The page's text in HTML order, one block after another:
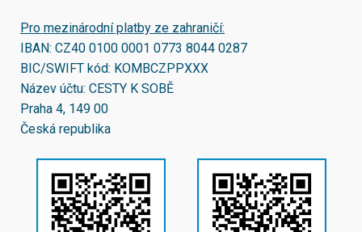
Pro mezinárodní platby ze zahraničí:
IBAN: CZ40 0100 0001 0773 8044 0287
BIC/SWIFT kód: KOMBCZPPXXX
Název účtu: CESTY K SOBĚ
Praha 4, 149 00
Česká republika